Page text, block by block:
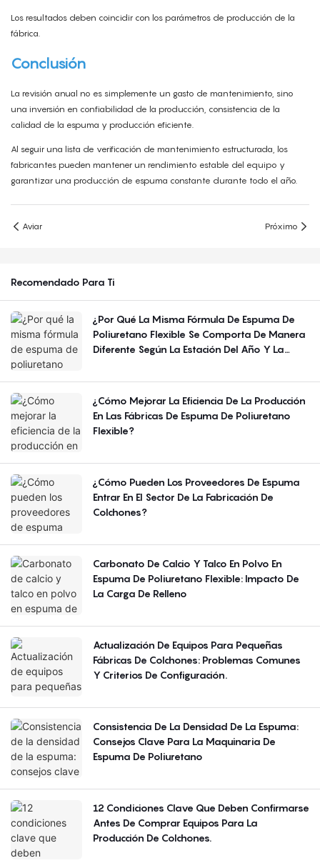
Los resultados deben coincidir con los parámetros de producción de la
fábrica.
Conclusión
La revisión anual no es simplemente un gasto de mantenimiento, sino
una inversión en confiabilidad de la producción, consistencia de la
calidad de la espuma y producción eficiente.
Al seguir una lista de verificación de mantenimiento estructurada, los
fabricantes pueden mantener un rendimiento estable del equipo y
garantizar una producción de espuma constante durante todo el año.
Aviar Próximo
Recomendado Para Ti
¿Por Qué La Misma Fórmula De Espuma De
Poliuretano Flexible Se Comporta De Manera
Diferente Según La Estación Del Año Y La
¿Cómo Mejorar La Eficiencia De La Producción
En Las Fábricas De Espuma De Poliuretano
Flexible?
¿Cómo Pueden Los Proveedores De Espuma
Entrar En El Sector De La Fabricación De
Colchones?
Carbonato De Calcio Y Talco En Polvo En
Espuma De Poliuretano Flexible: Impacto De
La Carga De Relleno
Actualización De Equipos Para Pequeñas
Fábricas De Colchones: Problemas Comunes
Y Criterios De Configuración.
Consistencia De La Densidad De La Espuma:
Consejos Clave Para La Maquinaria De
Espuma De Poliuretano
12 Condiciones Clave Que Deben Confirmarse
Antes De Comprar Equipos Para La
Producción De Colchones.